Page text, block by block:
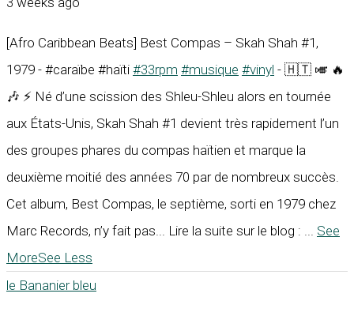
[Afro Caribbean Beats] Best Compas – Skah Shah #1,
1979 - #caraïbe #haïti #33rpm #musique #vinyl - 🇭🇹 🎺 🔥
🎶 ⚡ Né d’une scission des Shleu-Shleu alors en tournée
aux États-Unis, Skah Shah #1 devient très rapidement l’un
des groupes phares du compas haïtien et marque la
deuxième moitié des années 70 par de nombreux succès.
Cet album, Best Compas, le septième, sorti en 1979 chez
Marc Records, n’y fait pas... Lire la suite sur le blog :
See
MoreSee Less
le Bananier bleu